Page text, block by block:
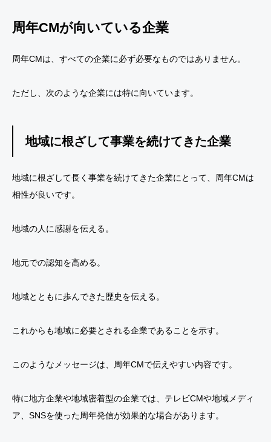
周年CMが向いている企業
周年CMは、すべての企業に必ず必要なものではありません。
ただし、次のような企業には特に向いています。
地域に根ざして事業を続けてきた企業
地域に根ざして長く事業を続けてきた企業にとって、周年CMは
相性が良いです。
地域の人に感謝を伝える。
地元での認知を高める。
地域とともに歩んできた歴史を伝える。
これからも地域に必要とされる企業であることを示す。
このようなメッセージは、周年CMで伝えやすい内容です。
特に地方企業や地域密着型の企業では、テレビCMや地域メディ
ア、SNSを使った周年発信が効果的な場合があります。